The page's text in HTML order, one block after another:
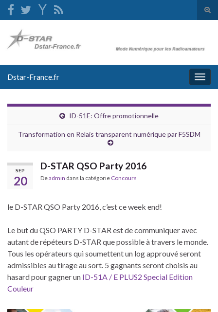
Dstar-France.fr
ID-51E: Offre promotionnelle
Transformation en Relais transparent numérique par F5SDM
SEP
20
D-STAR QSO Party 2016
Deadmin dans la catégorie Concours
le D-STAR QSO Party 2016, c’est ce week end!
Le but du QSO PARTY D-STAR est de communiquer avec
autant de répéteurs D-STAR que possible à travers le monde.
Tous les opérateurs qui soumettent un log approuvé seront
admissibles au tirage au sort. 5 gagnants seront choisis au
hasard pour gagner un ID-51A / E PLUS2 Special Edition
Couleur